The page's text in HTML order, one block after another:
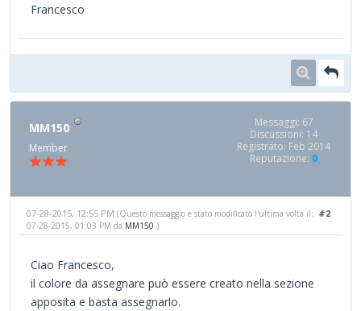
Francesco
MM150
Member
Messaggi: 67
Discussioni: 14
Registrato: Feb 2014
Reputazione: 0
#2
07-28-2015, 12:55 PM (Questo messaggio è stato modificato l'ultima volta il:
07-28-2015, 01:03 PM da MM150 .)
Ciao Francesco,
il colore da assegnare può essere creato nella sezione
apposita e basta assegnarlo.